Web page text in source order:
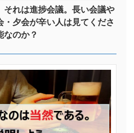
それは進捗会議。長い会議や
・夕会が辛い人は見てくださ
なのか？